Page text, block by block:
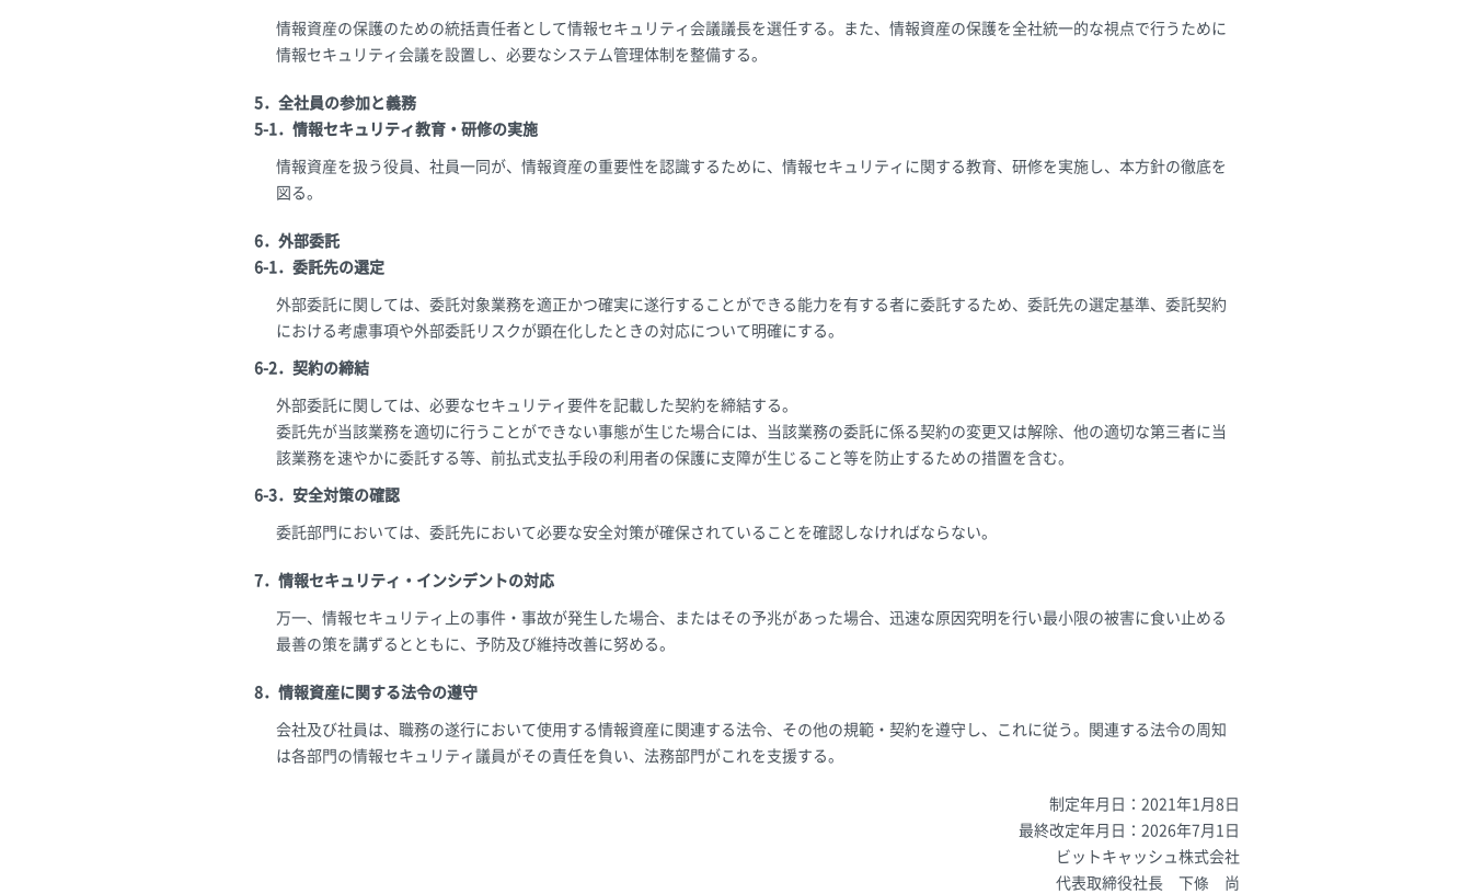
情報資産の保護のための統括責任者として情報セキュリティ会議議長を選任する。また、情報資産の保護を全社統一的な視点で行うために
情報セキュリティ会議を設置し、必要なシステム管理体制を整備する。
5．全社員の参加と義務
5-1．情報セキュリティ教育・研修の実施
情報資産を扱う役員、社員一同が、情報資産の重要性を認識するために、情報セキュリティに関する教育、研修を実施し、本方針の徹底を
図る。
6．外部委託
6-1．委託先の選定
外部委託に関しては、委託対象業務を適正かつ確実に遂行することができる能力を有する者に委託するため、委託先の選定基準、委託契約
における考慮事項や外部委託リスクが顕在化したときの対応について明確にする。
6-2．契約の締結
外部委託に関しては、必要なセキュリティ要件を記載した契約を締結する。
委託先が当該業務を適切に行うことができない事態が生じた場合には、当該業務の委託に係る契約の変更又は解除、他の適切な第三者に当
該業務を速やかに委託する等、前払式支払手段の利用者の保護に支障が生じること等を防止するための措置を含む。
6-3．安全対策の確認
委託部門においては、委託先において必要な安全対策が確保されていることを確認しなければならない。
7．情報セキュリティ・インシデントの対応
万一、情報セキュリティ上の事件・事故が発生した場合、またはその予兆があった場合、迅速な原因究明を行い最小限の被害に食い止める
最善の策を講ずるとともに、予防及び維持改善に努める。
8．情報資産に関する法令の遵守
会社及び社員は、職務の遂行において使用する情報資産に関連する法令、その他の規範・契約を遵守し、これに従う。関連する法令の周知
は各部門の情報セキュリティ議員がその責任を負い、法務部門がこれを支援する。
制定年月日：2021年1月8日
最終改定年月日：2026年7月1日
ビットキャッシュ株式会社
代表取締役社長 下條 尚